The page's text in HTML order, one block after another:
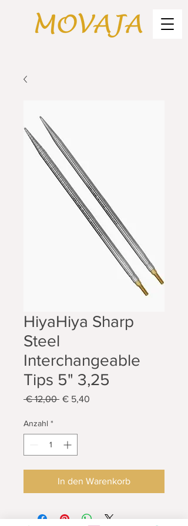
HiyaHiya Sharp
Steel
Interchangeable
Tips 5" 3,25
€ 12,00 Standardpreis
€ 5,40
Anzahl *
In den Warenkorb